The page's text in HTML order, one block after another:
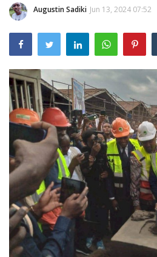
Français
Augustin Sadiki Jun 13, 2024 07:52